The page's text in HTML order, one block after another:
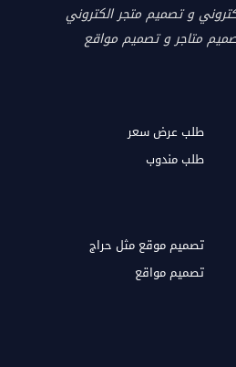
و تصميم متجر الكتروني
متاجر و تصميم مواقع
طلب عرض سعر
طلب مندوب
تصميم موقع مثل حراج
تصميم مواقع